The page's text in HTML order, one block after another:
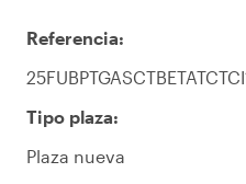
Referencia:
Tipo plaza:
Plaza nueva